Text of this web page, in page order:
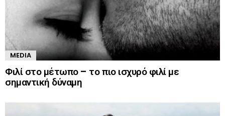
MEDIA
Φιλί στο μέτωπο – το πιο ισχυρό φιλί με
σημαντική δύναμη